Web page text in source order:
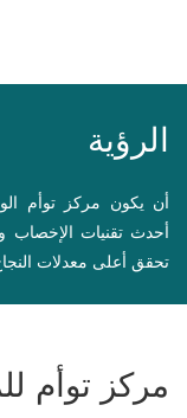
الرؤية
أن يكون مركز توأم
أحدث تقنيات الإخصاب
تحقق أعلى معدلات
مركز توأم